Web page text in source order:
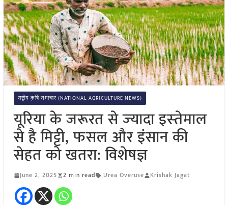
राष्ट्रीय कृषि समाचार (NATIONAL AGRICULTURE NEWS)
यूरिया के जरूरत से ज्‍यादा इस्‍तेमाल
से है मिट्टी, फसल और इंसान की
सेहत को खतरा: विशेषज्ञ
June 2, 2025 2 min read Urea Overuse Krishak Jagat